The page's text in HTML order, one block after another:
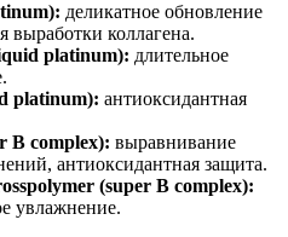
деликатное обновление
выработки коллагена.
platinum): длительное
platinum): антиоксидантная
B complex): выравнивание
антиоксидантная защита.
(super B complex):
увлажнение.